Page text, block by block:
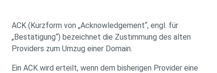
ACK (Kurzform von „Acknowledgement“, engl. für
„Bestätigung“) bezeichnet die Zustimmung des alten
Providers zum Umzug einer Domain.
Ein ACK wird erteilt, wenn dem bisherigen Provider eine